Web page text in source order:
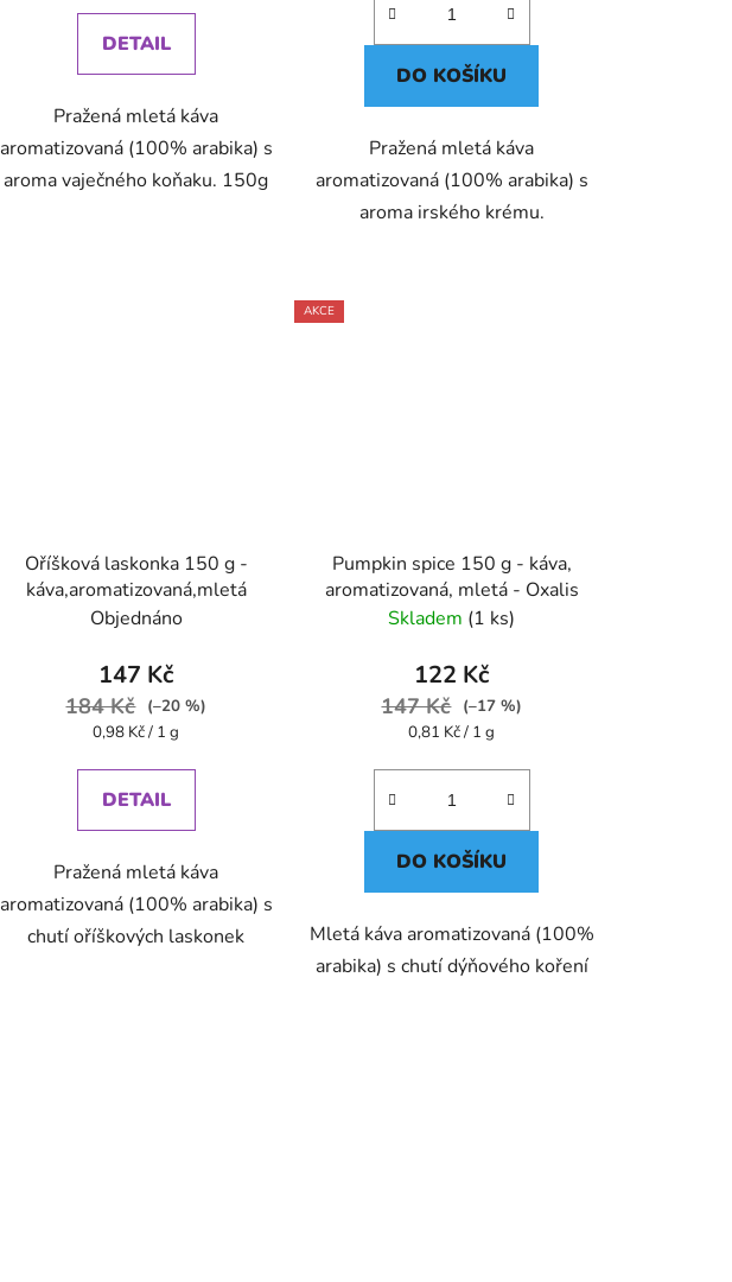
DETAIL
Pražená mletá káva
aromatizovaná (100% arabika) s
aroma vaječného koňaku. 150g
DO KOŠÍKU
Pražená mletá káva
aromatizovaná (100% arabika) s
aroma irského krému.
Oříšková laskonka 150 g -
káva,aromatizovaná,mletá
Objednáno
147 Kč
184 Kč (–20 %)
Měrná
0,98 Kč / 1 g
DETAIL
Pražená mletá káva
aromatizovaná (100% arabika) s
chutí oříškových laskonek
AKCE
Pumpkin spice 150 g - káva,
aromatizovaná, mletá - Oxalis
Skladem (1 ks)
122 Kč
147 Kč (–17 %)
Měrná
0,81 Kč / 1 g
DO KOŠÍKU
Mletá káva aromatizovaná (100%
arabika) s chutí dýňového koření